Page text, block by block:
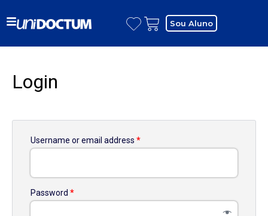
Sou Aluno
Login
Username or email address *
Password *